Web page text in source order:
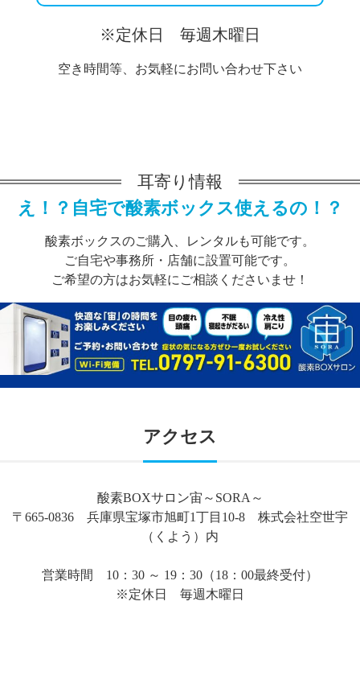
※定休日 毎週木曜日
空き時間等、お気軽にお問い合わせ下さい
耳寄り情報
え！？自宅で酸素ボックス使えるの！？
酸素ボックスのご購入、レンタルも可能です。
ご自宅や事務所・店舗に設置可能です。
ご希望の方はお気軽にご相談くださいませ！
アクセス
酸素BOXサロン宙～SORA～
〒665-0836 兵庫県宝塚市旭町1丁目10-8 株式会社空世宇
（くよう）内
営業時間 10：30 ～ 19：30（18：00最終受付）
※定休日 毎週木曜日